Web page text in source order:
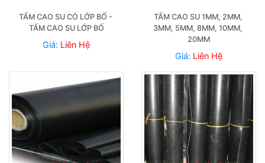
TẤM CAO SU CÓ LỚP BỐ -
TẤM CAO SU LỚP BỐ
Giá: Liên Hệ
TẤM CAO SU 1MM, 2MM,
3MM, 5MM, 8MM, 10MM,
20MM
Giá: Liên Hệ